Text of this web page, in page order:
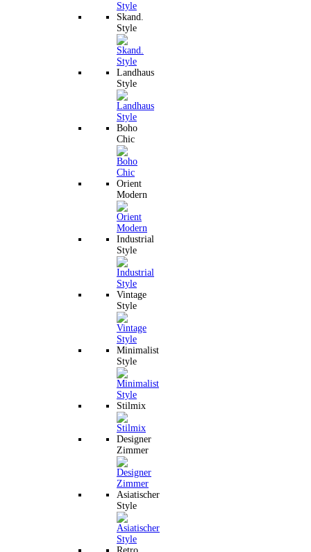
Skand.
Style
Landhaus
Style
Boho
Chic
Orient
Modern
Industrial
Style
Vintage
Style
Minimalist
Style
Stilmix
Designer
Zimmer
Asiatischer
Style